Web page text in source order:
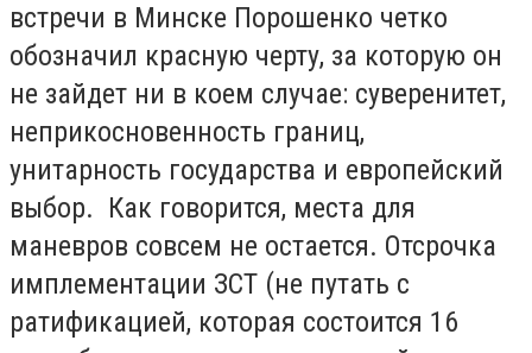
встречи в Минске Порошенко четко
обозначил красную черту, за которую он
не зайдет ни в коем случае: суверенитет,
неприкосновенность границ,
унитарность государства и европейский
выбор. Как говорится, места для
маневров совсем не остается. Отсрочка
имплементации ЗСТ (не путать с
ратификацией, которая состоится 16